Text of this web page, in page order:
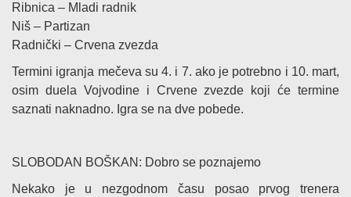
Ribnica – Mladi radnik
Niš – Partizan
Radnički – Crvena zvezda
Termini igranja mečeva su 4. i 7. ako je potrebno i 10. mart,
osim duela Vojvodine i Crvene zvezde koji će termine
saznati naknadno. Igra se na dve pobede.
SLOBODAN BOŠKAN: Dobro se poznajemo
Nekako je u nezgodnom času posao prvog trenera